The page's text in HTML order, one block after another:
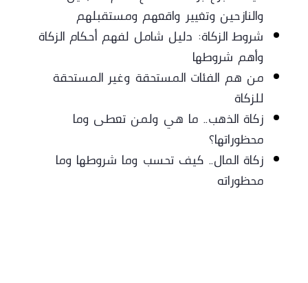
والنازحين وتغيير واقعهم ومستقبلهم
شروط الزكاة: دليل شامل لفهم أحكام الزكاة
وأهم شروطها
من هم الفئات المستحقة وغير المستحقة
للزكاة
زكاة الذهب.. ما هي ولمن تعطى وما
محظوراتها؟
زكاة المال.. كيف تحسب وما شروطها وما
محظوراته